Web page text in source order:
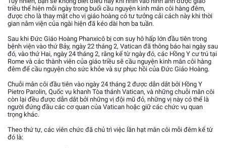
triều thể hiện mỗi ngày trong buổi cầu nguyện kinh mân côi hàng đêm,
được cho là thay mặt cho vị giáo hoàng có tư tưởng cải cách này khi thời
gian nằm viện của ngài hiện đã kéo dài hơn ba tuần.
Sau khi Đức Giáo Hoàng Phanxicô bị cơn suy hô hấp lớn đầu tiên trong
bệnh viện vào thứ Bảy, ngày 22 tháng 2, Vatican đã thông báo hai ngày sau
đó, vào thứ Hai, ngày 24 tháng 2, rằng kể từ ngày đó, các Hồng Y cư trú tại
Rome và các thành viên của giáo triều sẽ cầu nguyện kinh mân côi hàng
đêm để cầu nguyện cho sức khỏe và sự phục hồi của Đức Giáo Hoàng.
Chuỗi mân côi đầu tiên vào ngày 24 tháng 2 được dẫn dắt bởi Hồng Y
Pietro Parolin, Quốc vụ khanh Tòa thánh Vatican, và những chuỗi mân côi
còn lại đều được dẫn dắt bởi những vị đội mũ đỏ, những vị này có thể là
người đứng đầu các cơ quan của Vatican hoặc giữ các chức vụ quan
trọng khác.
Theo thứ tự, các viên chức đã chủ trì việc lần hạt mân côi mỗi đêm kể từ
đó là: